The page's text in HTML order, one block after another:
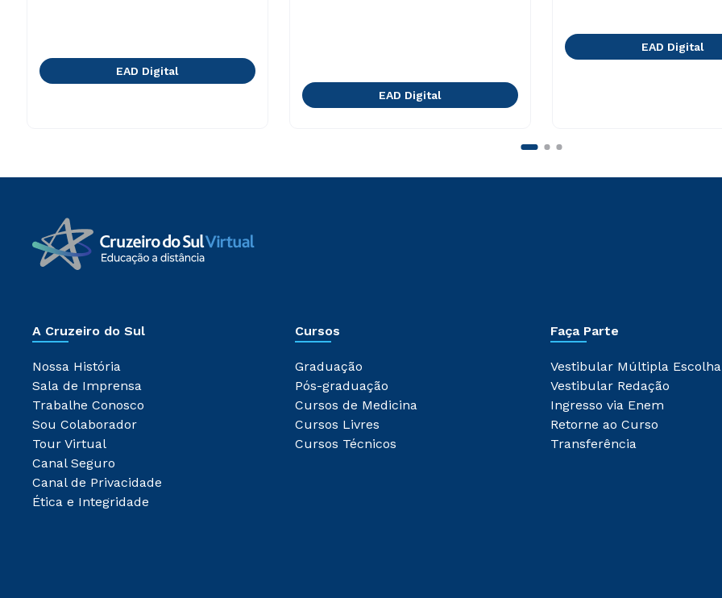
EAD Digital
EAD Digital
EAD Digital
A Cruzeiro do Sul
Nossa História
Sala de Imprensa
Trabalhe Conosco
Sou Colaborador
Tour Virtual
Canal Seguro
Canal de Privacidade
Ética e Integridade
Cursos
Graduação
Pós-graduação
Cursos de Medicina
Cursos Livres
Cursos Técnicos
Faça Parte
Vestibular Múltipla Escolha
Vestibular Redação
Ingresso via Enem
Retorne ao Curso
Transferência